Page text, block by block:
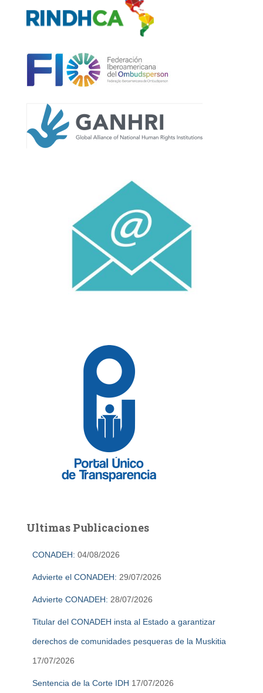
Ultimas Publicaciones
CONADEH: 04/08/2026
Advierte el CONADEH: 29/07/2026
Advierte CONADEH: 28/07/2026
Titular del CONADEH insta al Estado a garantizar
derechos de comunidades pesqueras de la Muskitia
17/07/2026
Sentencia de la Corte IDH 17/07/2026